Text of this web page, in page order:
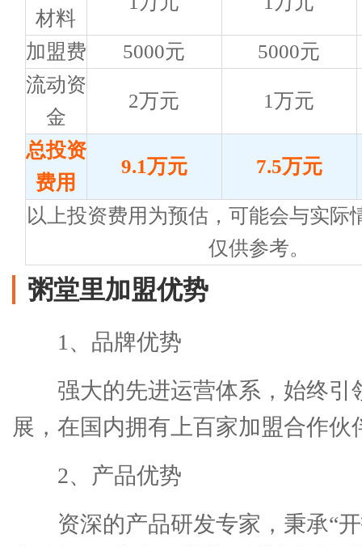
材料
加盟费 5000元
5000元
流动资
金
2万元 1万元
总投资
费用
9.1万元 7.5万元
以上投资费用为预估，可能会与实际
仅供参考。
粥堂里加盟优势
1、品牌优势
强大的先进运营体系，始终引
展，在国内拥有上百家加盟合作伙
2、产品优势
资深的产品研发专家，秉承“